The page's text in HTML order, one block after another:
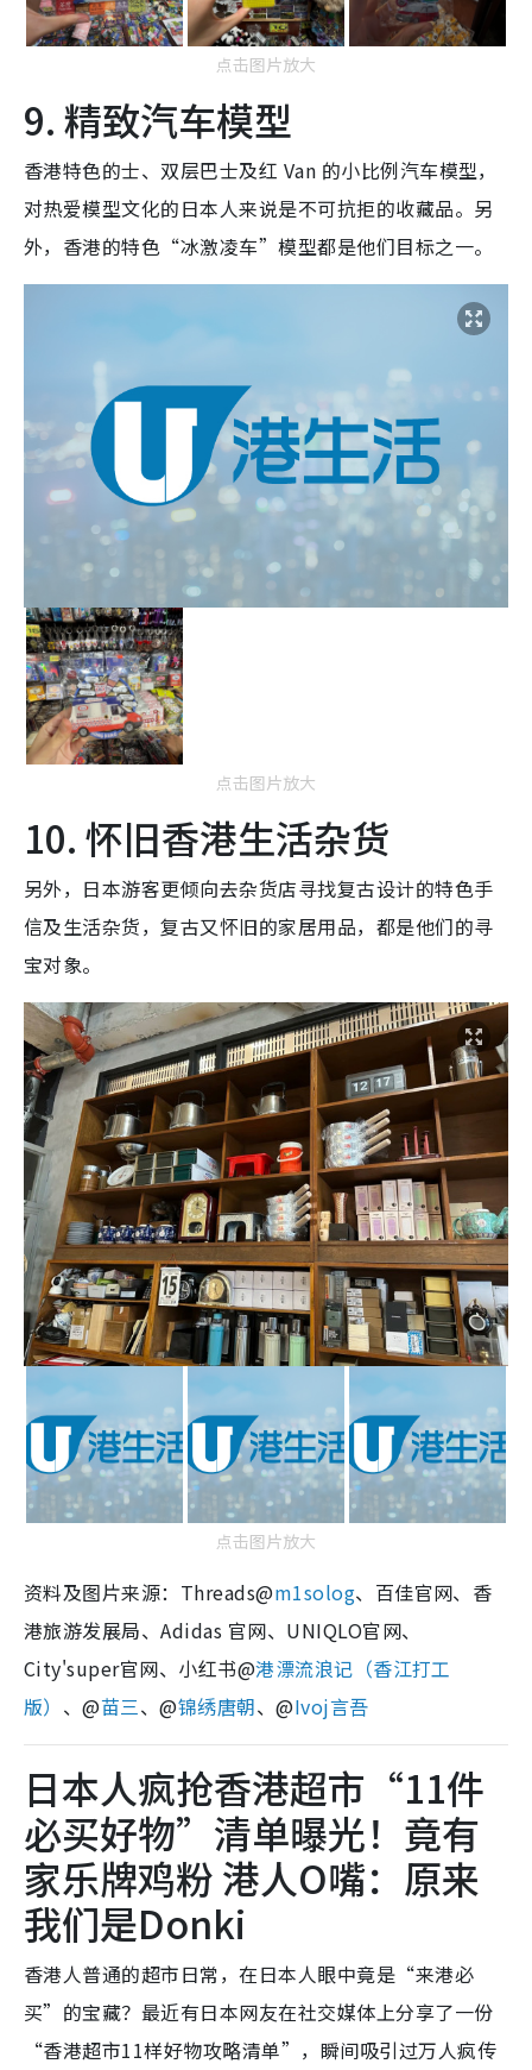
点击图片放大
9. 精致汽车模型
香港特色的士、双层巴士及红 Van 的小比例汽车模型，
对热爱模型文化的日本人来说是不可抗拒的收藏品。另
外，香港的特色“冰激凌车”模型都是他们目标之一。
点击图片放大
10. 怀旧香港生活杂货
另外，日本游客更倾向去杂货店寻找复古设计的特色手
信及生活杂货，复古又怀旧的家居用品，都是他们的寻
宝对象。
点击图片放大
资料及图片来源：Threads@m1solog、百佳官网、香
港旅游发展局、Adidas 官网、UNIQLO官网、
City'super官网、小红书@港漂流浪记（香江打工
版） 、@苗三、@锦绣唐朝、@Ivoj言吾
日本人疯抢香港超市“11件
必买好物”清单曝光！竟有
家乐牌鸡粉 港人O嘴：原来
我们是Donki
香港人普通的超市日常，在日本人眼中竟是“来港必
买”的宝藏？最近有日本网友在社交媒体上分享了一份
“香港超市11样好物攻略清单”，瞬间吸引过万人疯传